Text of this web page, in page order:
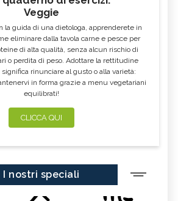
Veggie
la guida di una dietologa, apprenderete in
eliminare dalla tavola carne e pesce per
di alta qualità, senza alcun rischio di
o perdita di peso. Adottare la rettitudine
rinunciare al gusto o alla varietà:
in forma grazie a menu vegetariani
equilibrati!
CLICCA QUI
I nostri speciali